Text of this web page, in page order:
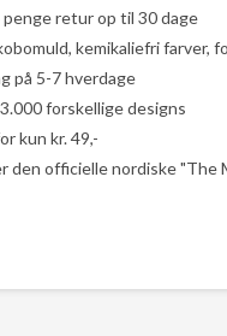
penge retur op til 30 dage
kemikaliefri farver,
på 5-7 hverdage
forskellige designs
kun kr. 49,-
den officielle nordiske "The